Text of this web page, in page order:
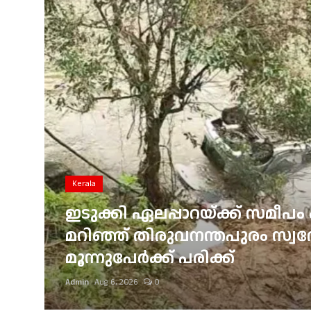
Gulf News
Loksabha Election 2024
Technology
Jobs Mall
Automotive
Shop Online
Education
Business
Kerala
ഇടുക്കി ഏലപ്പാറയ്ക്ക് സമീപം
മറിഞ്ഞ് തിരുവനന്തപുരം
മൂന്നുപേർക്ക് പരിക്ക്
Admin Aug 6, 2026 0